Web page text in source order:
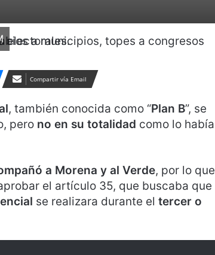
Compartir vía Email
, también conocida como “Plan B”, se
pero no en su totalidad como lo había
a Morena y al Verde, por lo que
el artículo 35, que buscaba que
se realizara durante el tercer o